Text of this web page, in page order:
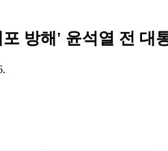
방해' 윤석열 전 대